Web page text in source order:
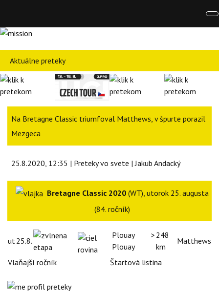
Aktuálne preteky
Na Bretagne Classic triumfoval Matthews, v špurte porazil
Mezgeca
25.8.2020, 12:35 | Preteky vo svete | Jakub Andacký
Bretagne Classic 2020(WT), utorok 25. augusta
(84. ročník)
ut25.8.
Plouay >
Plouay
248
km
Matthews
Vlaňajší ročník Štartová listina